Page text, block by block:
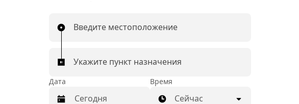
Введите местоположение
Укажите пункт назначения
Дата Время
Сейчас